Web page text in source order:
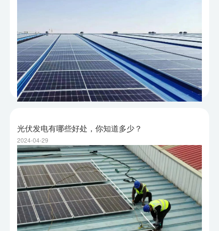
光伏发电有哪些好处，你知道多少？
2024-04-29